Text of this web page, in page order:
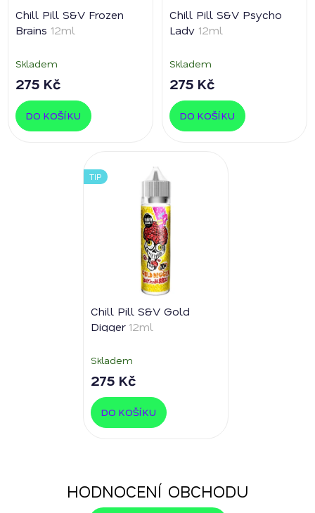
Chill Pill S&V Frozen
Brains 12ml
Skladem
275 Kč
DO KOŠÍKU
Chill Pill S&V Psycho
Lady 12ml
Skladem
275 Kč
DO KOŠÍKU
TIP
Chill Pill S&V Gold
Digger 12ml
Skladem
275 Kč
DO KOŠÍKU
HODNOCENÍ OBCHODU